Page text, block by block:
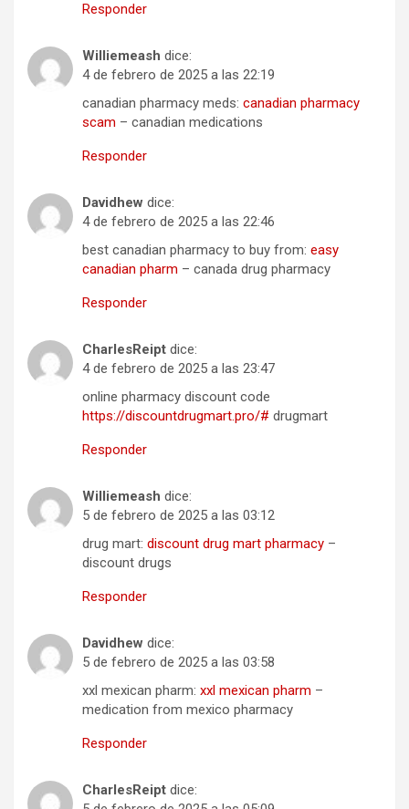
Responder
Williemeash dice:
4 de febrero de 2025 a las 22:19
canadian pharmacy meds: canadian pharmacy
scam – canadian medications
Responder
Davidhew dice:
4 de febrero de 2025 a las 22:46
best canadian pharmacy to buy from: easy
canadian pharm – canada drug pharmacy
Responder
CharlesReipt dice:
4 de febrero de 2025 a las 23:47
online pharmacy discount code
https://discountdrugmart.pro/# drugmart
Responder
Williemeash dice:
5 de febrero de 2025 a las 03:12
drug mart: discount drug mart pharmacy –
discount drugs
Responder
Davidhew dice:
5 de febrero de 2025 a las 03:58
xxl mexican pharm: xxl mexican pharm –
medication from mexico pharmacy
Responder
CharlesReipt dice: